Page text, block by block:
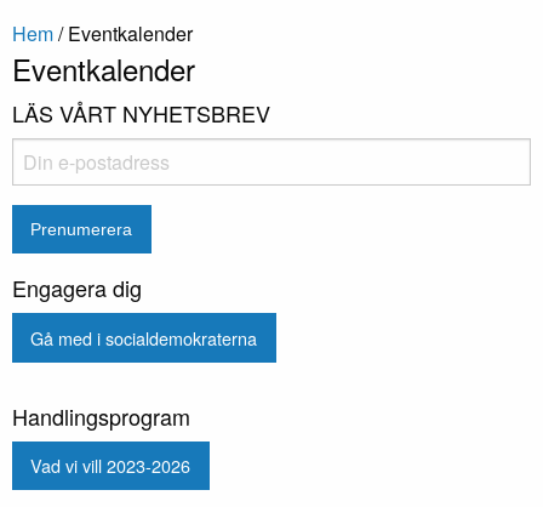
Hem/Eventkalender
Eventkalender
LÄS VÅRT NYHETSBREV
Engagera dig
Gå med i socialdemokraterna
Handlingsprogram
Vad vi vill 2023-2026